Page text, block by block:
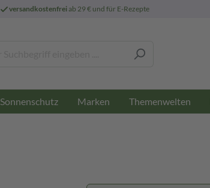
versandkostenfreiab 29 € und für E-Rezepte
Sonnenschutz Marken Themenwelten